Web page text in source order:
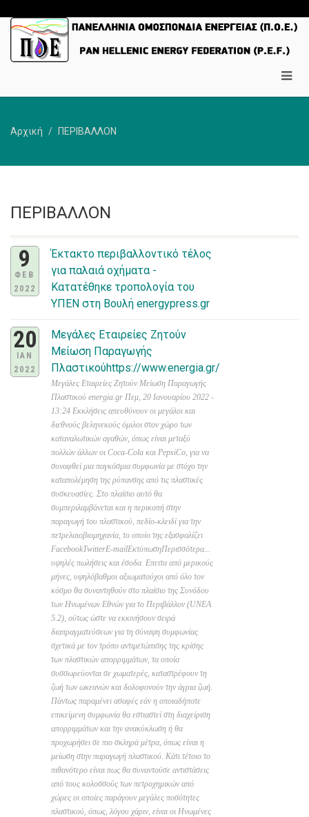
Αρχική ΠΕΡΙΒΑΛΛΟΝ
ΠΕΡΙΒΑΛΛΟΝ
9
ΦΕΒ
2022
Έκτακτο περιβαλλοντικό τέλος
για παλαιά οχήματα -
Κατατέθηκε τροπολογία του
ΥΠΕΝ στη Βουλή energypress.gr
20
IAN
2022
Μεγάλες Εταιρείες Ζητούν
Μείωση Παραγωγής
Πλαστικούhttps://www.energia.gr/
Μεγάλες Εταιρείες Ζητούν Μείωση Παραγωγής
Πλαστικού energia.gr Πεμ, 20 Ιανουαρίου 2022 -
13:24 Εκκλήσεις απευθύνουν οι μεγάλοι και
διεθνούς βεληνεκούς όμιλοι στον χώρο των
καταναλωτικών αγαθών, όπως είναι μεταξύ
πολλών άλλων οι Coca-Cola και PepsiCo, για να
συναφθεί μια παγκόσμια συμφωνία με στόχο την
καταπολέμηση της ρύπανσης από τις πλαστικές
συσκευασίες. Στο πλαίσιο αυτό θα
συμπεριλαμβάνεται και η περικοπή στην
παραγωγή του πλαστικού, πεδίο-κλειδί για την
πετρελαιοβιομηχανία, το οποίο της εξασφαλίζει
FacebookTwitterE-mailΕκτύπωσηΠερισσότερα...
υψηλές πωλήσεις και έσοδα. Επειτα από μερικούς
μήνες, υψηλόβαθμοι αξιωματούχοι από όλο τον
κόσμο θα συναντηθούν στο πλαίσιο της Συνόδου
των Ηνωμένων Εθνών για το Περιβάλλον (UNEA
5.2), ούτως ώστε να εκκινήσουν σειρά
διαπραγματεύσεων για τη σύναψη συμφωνίας
σχετικά με τον τρόπο αντιμετώπισης της κρίσης
των πλαστικών απορριμμάτων, τα οποία
συσσωρεύονται σε χωματερές, καταστρέφουν τη
ζωή των ωκεανών και δολοφονούν την άγρια ζωή.
Πάντως παραμένει ασαφές εάν η οποιαδήποτε
επικείμενη συμφωνία θα εστιαστεί στη διαχείριση
απορριμμάτων και την ανακύκλωση ή θα
προχωρήσει σε πιο σκληρά μέτρα, όπως είναι η
μείωση στην παραγωγή πλαστικού. Κάτι τέτοιο το
πιθανότερο είναι πως θα συναντούσε αντιστάσεις
από τους κολοσσούς των πετροχημικών από
χώρες οι οποίες παράγουν μεγάλες ποσότητες
πλαστικού, όπως, λόγου χάριν, είναι οι Ηνωμένες